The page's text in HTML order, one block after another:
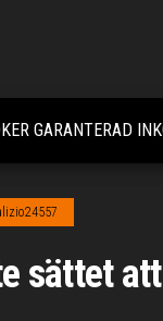
GARANTERAD
sättet